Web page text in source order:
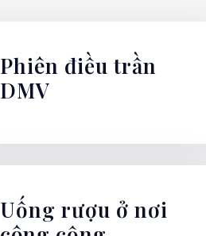
Phiên điều trần
DMV
Uống rượu ở nơi